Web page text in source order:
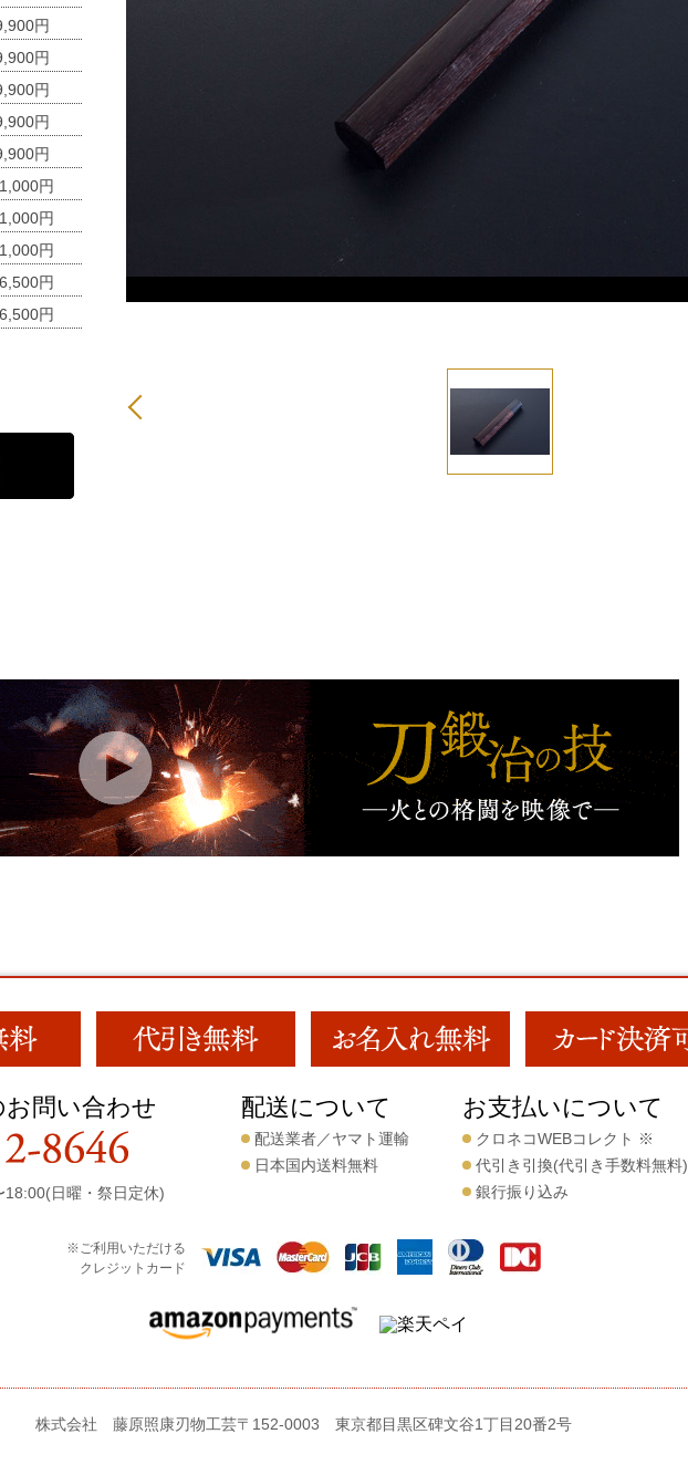
円
円
円
円
円
円
円
円
円
円
問い合わせ
日曜・祭日定休)
配送について
配送業者／ヤマト運輸
日本国内送料無料
お支払いについて
クロネコWEBコレクト ※
代引き引換(代引き手数料無料)
銀行振り込み
※ご利用いただける
クレジットカード
株式会社 藤原照康刃物工芸〒152-0003 東京都目黒区碑文谷1丁目20番2号